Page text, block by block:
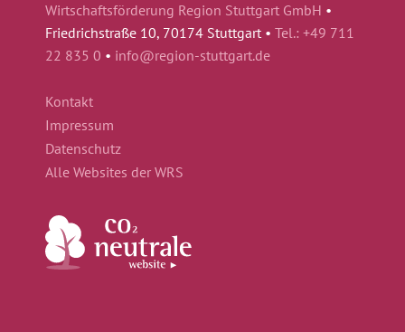
Wirtschaftsförderung Region Stuttgart GmbH •
Friedrichstraße 10, 70174 Stuttgart • Tel.: +49 711
22 835 0 • info@region-stuttgart.de
Kontakt
Impressum
Datenschutz
Alle Websites der WRS